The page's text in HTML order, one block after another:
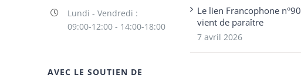
Lundi - Vendredi :
09:00-12:00 - 14:00-18:00
AVEC LE SOUTIEN DE
Le lien Francophone n°90
vient de paraître
7 avril 2026